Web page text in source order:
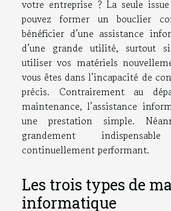
votre entreprise ? La seule
pouvez former un bouclier
bénéficier d’une assistance
d’une grande utilité, surtout
utiliser vos matériels
vous êtes dans l’incapacité de
précis. Contrairement au
maintenance, l’assistance
une prestation simple.
grandement
continuellement performant.
Les trois types de
informatique